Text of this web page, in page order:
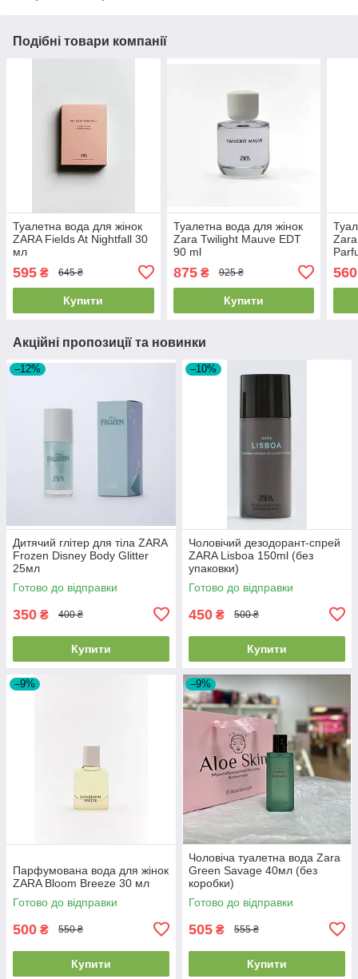
Подібні товари компанії
Туалетна вода для жінок
ZARA Fields At Nightfall 30
мл
595 ₴ 645 ₴
Купити
Туалетна вода для жінок
Zara Twilight Mauve EDT
90 ml
875₴ 925 ₴
Купити
560
Акційні пропозиції та новинки
–12%
Дитячий глітер для тіла ZARA
Frozen Disney Body Glitter
25мл
Готово до відправки
350 ₴ 400 ₴
Купити
–10%
Чоловічий дезодорант-спрей
ZARA Lisboa 150ml (без
упаковки)
Готово до відправки
450 ₴ 500 ₴
Купити
–9%
Парфумована вода для жінок
ZARA Bloom Breeze 30 мл
Готово до відправки
500 ₴ 550 ₴
Купити
–9%
Чоловіча туалетна вода Zara
Green Savage 40мл (без
коробки)
Готово до відправки
505 ₴ 555 ₴
Купити